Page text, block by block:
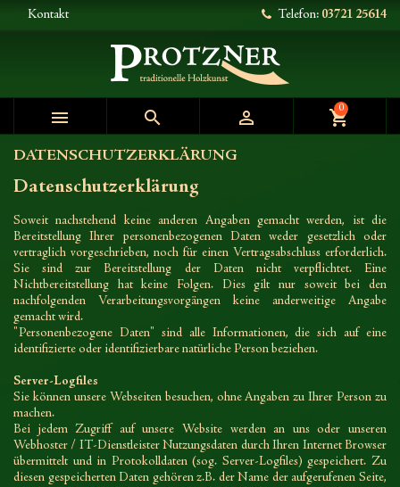
Kontakt Telefon: 03721 25614
   shopping_cart
0
DATENSCHUTZERKLÄRUNG
Datenschutzerklärung
Soweit nachstehend keine anderen Angaben gemacht werden, ist die
Bereitstellung Ihrer personenbezogenen Daten weder gesetzlich oder
vertraglich vorgeschrieben, noch für einen Vertragsabschluss erforderlich.
Sie sind zur Bereitstellung der Daten nicht verpflichtet. Eine
Nichtbereitstellung hat keine Folgen. Dies gilt nur soweit bei den
nachfolgenden Verarbeitungsvorgängen keine anderweitige Angabe
gemacht wird.
"Personenbezogene Daten" sind alle Informationen, die sich auf eine
identifizierte oder identifizierbare natürliche Person beziehen.
Server-Logfiles
Sie können unsere Webseiten besuchen, ohne Angaben zu Ihrer Person zu
machen.
Bei jedem Zugriff auf unsere Website werden an uns oder unseren
Webhoster / IT-Dienstleister Nutzungsdaten durch Ihren Internet Browser
übermittelt und in Protokolldaten (sog. Server-Logfiles) gespeichert. Zu
diesen gespeicherten Daten gehören z.B. der Name der aufgerufenen Seite,